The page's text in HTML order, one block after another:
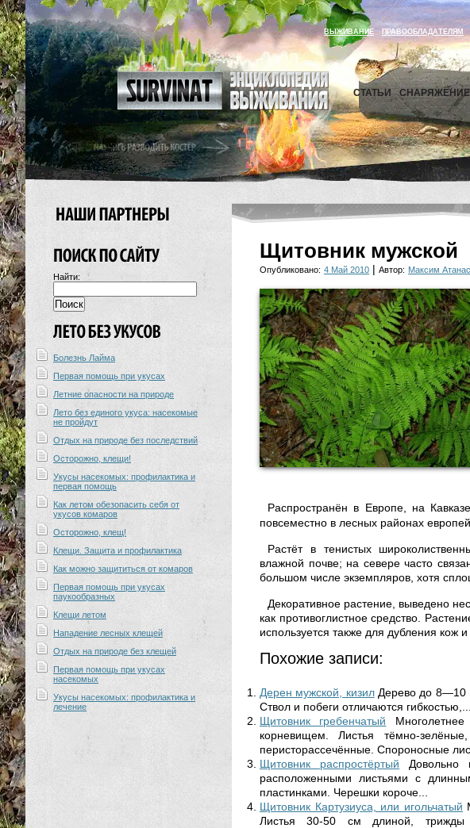
ВЫЖИВАНИЕ ПРАВООБЛАДАТЕЛЯМ
СТАТЬИ СНАРЯЖЕНИЕ
Найти:
Болезнь Лайма
Первая помощь при укусах
Летние опасности на природе
Лето без единого укуса: насекомые
не пройдут
Отдых на природе без последствий
Осторожно, клещи!
Укусы насекомых: профилактика и
первая помощь
Как летом обезопасить себя от
укусов комаров
Осторожно, клещ!
Клещи. Защита и профилактика
Как можно защититься от комаров
Первая помощь при укусах
паукообразных
Клещи летом
Нападение лесных клещей
Отдых на природе без клещей
Первая помощь при укусах
насекомых
Укусы насекомых: профилактика и
лечение
Щитовник мужской
Опубликовано: 4 Май 2010 | Автор: Максим
Распространён в Европе, на
повсеместно в лес­ных районах
Растёт в тенистых
влажной почве; на севере часто
большом числе экземпляров, хотя
Декоративное растение, выведено
как противоглистное средство.
используется также для дубления кож
Похожие записи:
Дерен мужской, кизил Дерево до 8—10
Ствол и побеги отличаются гибкостью,...
Щитовник гребенчатый
корневищем. Листья тём­но-
перисторассечённые. Споро­носные
Щитовник распростёртый
Довольно
расположенными листья­ми с
пластинками. Черешки ко­роче...
Щитовник Картузиуса, или игольчатый
Листья 30-50 см длиной, трижды